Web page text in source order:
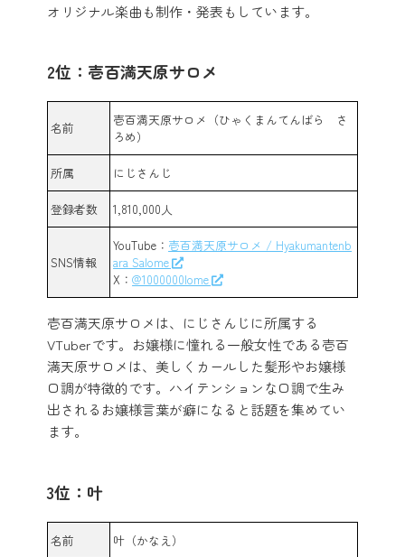
オリジナル楽曲も制作・発表もしています。
2位：壱百満天原サロメ
名前
壱百満天原サロメ（ひゃくまんてんばら さ
ろめ）
所属 にじさんじ
登録者数 1,810,000人
SNS情報
YouTube： 壱百満天原サロメ / Hyakumantenb
ara Salome
X：@1000000lome
壱百満天原サロメは、にじさんじに所属する
VTuberです。お嬢様に憧れる一般女性である壱百
満天原サロメは、美しくカールした髪形やお嬢様
口調が特徴的です。ハイテンションな口調で生み
出されるお嬢様言葉が癖になると話題を集めてい
ます。
3位：叶
名前 叶（かなえ）